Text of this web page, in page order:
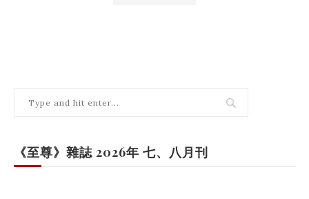
《至尊》雜誌 2026年 七、八月刊